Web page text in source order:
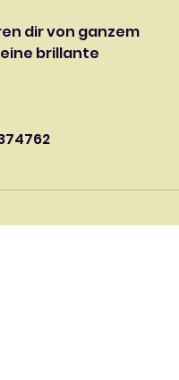
dir von ganzem
brillante